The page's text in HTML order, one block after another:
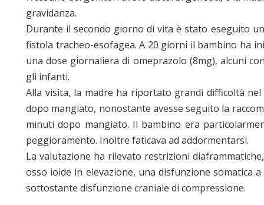
gravidanza.
Durante il secondo giorno di vita è stato eseguito
fistola tracheo-esofagea. A 20 giorni il bambino ha
una dose giornaliera di omeprazolo (8mg), alcuni
gli infanti.
Alla visita, la madre ha riportato grandi difficoltà
dopo mangiato, nonostante avesse seguito la
minuti dopo mangiato. Il bambino era
peggioramento. Inoltre faticava ad addormentarsi.
La valutazione ha rilevato restrizioni
osso ioide in elevazione, una disfunzione somatica
sottostante disfunzione craniale di compressione.